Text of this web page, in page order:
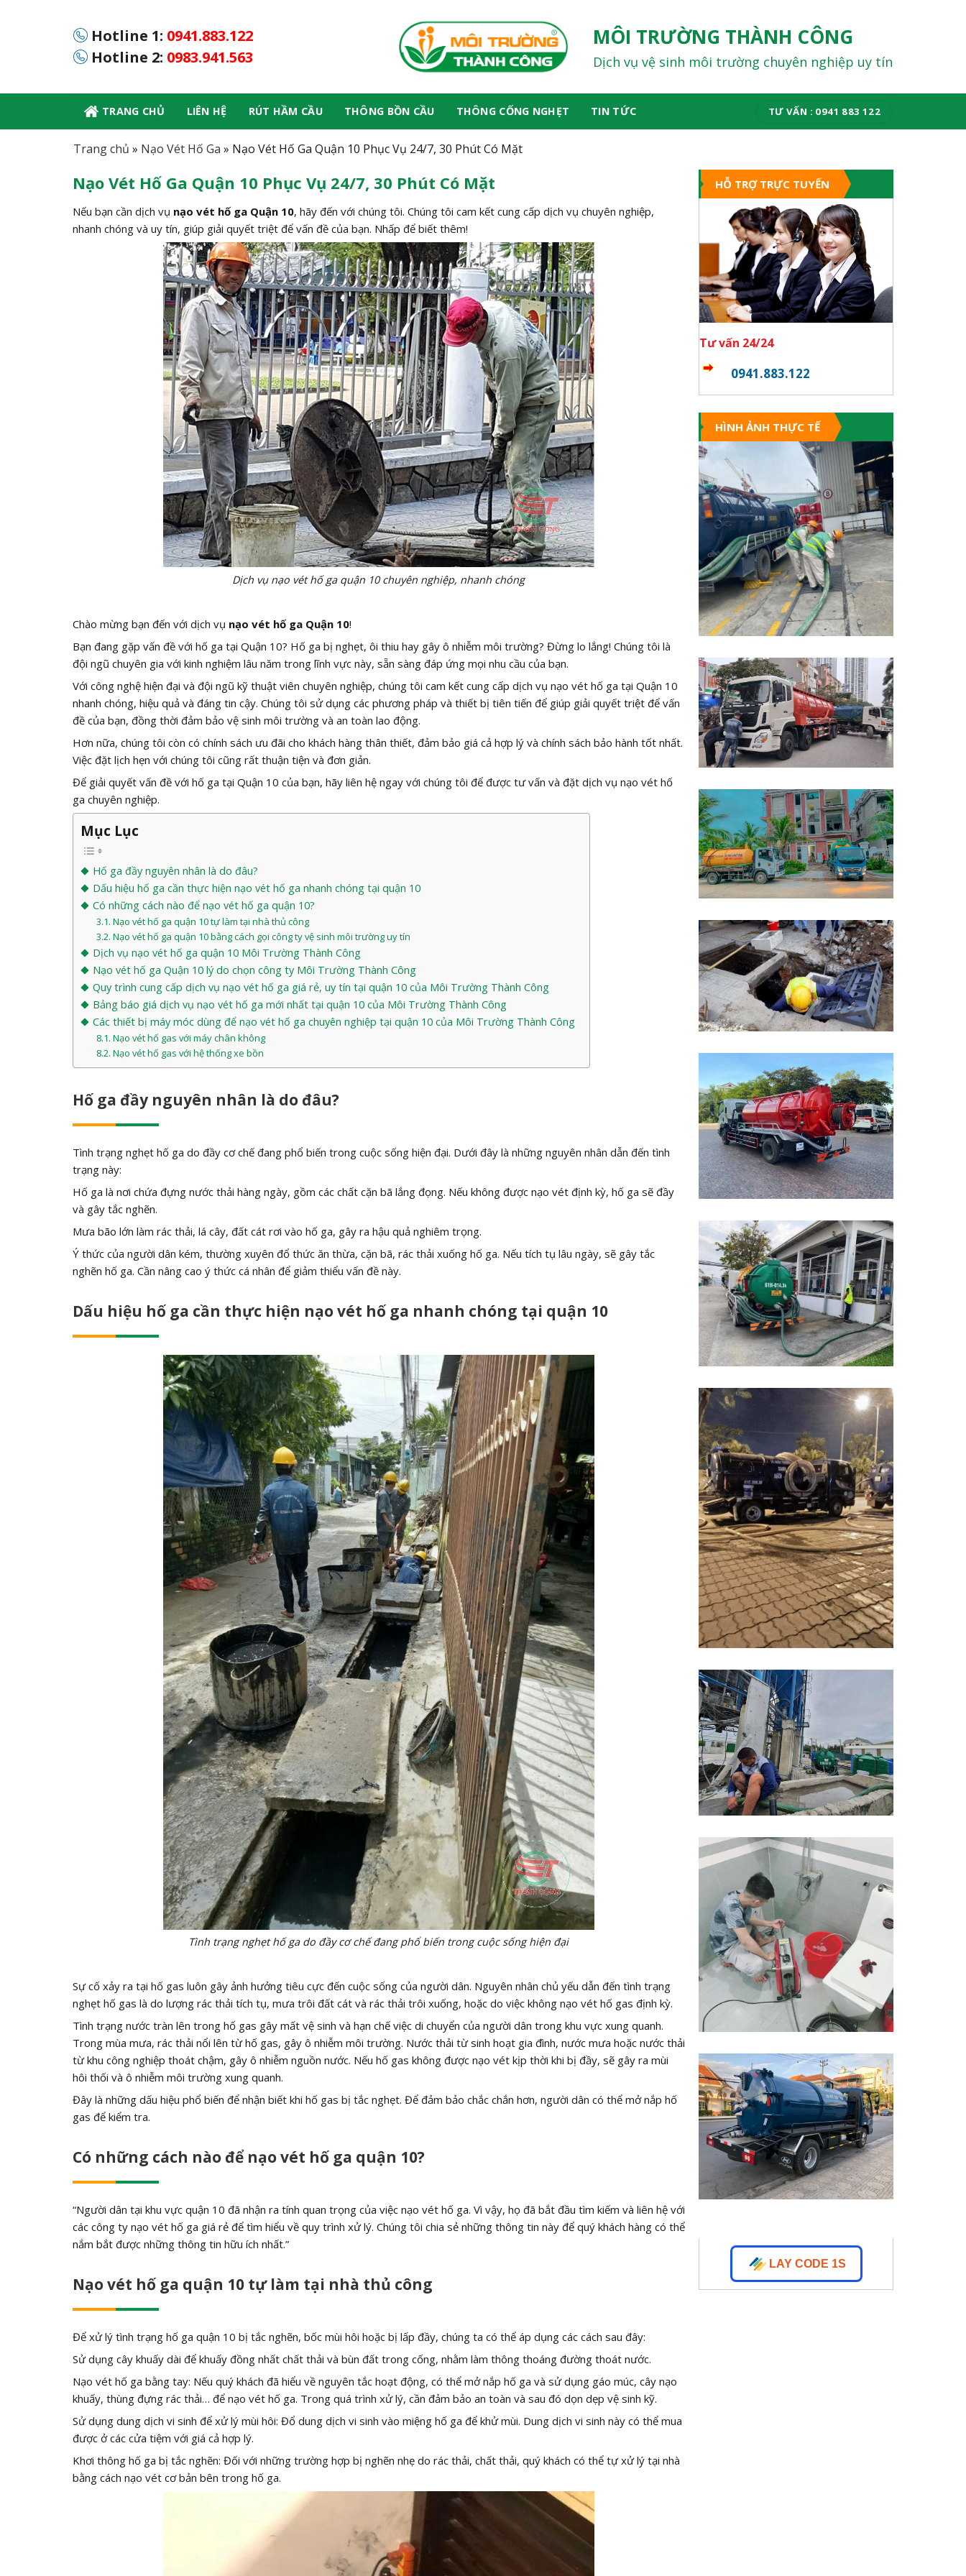
Hotline 1: 0941.883.122
Hotline 2: 0983.941.563
MÔI TRƯỜNG THÀNH CÔNG
Dịch vụ vệ sinh môi trường chuyên nghiệp uy tín
TRANG CHỦ LIÊN HỆ RÚT HẦM CẦU THÔNG BỒN CẦU THÔNG CỐNG NGHẸT TIN TỨC TƯ VẤN : 0941 883 122
Trang chủ » Nạo Vét Hố Ga » Nạo Vét Hố Ga Quận 10 Phục Vụ 24/7, 30 Phút Có Mặt
Nạo Vét Hố Ga Quận 10 Phục Vụ 24/7, 30 Phút Có Mặt
Nếu bạn cần dịch vụ nạo vét hố ga Quận 10, hãy đến với chúng tôi. Chúng tôi cam kết cung cấp dịch vụ chuyên nghiệp,
nhanh chóng và uy tín, giúp giải quyết triệt để vấn đề của bạn. Nhấp để biết thêm!
Dịch vụ nạo vét hố ga quận 10 chuyên nghiệp, nhanh chóng
Chào mừng bạn đến với dịch vụ nạo vét hố ga Quận 10!
Bạn đang gặp vấn đề với hố ga tại Quận 10? Hố ga bị nghẹt, ôi thiu hay gây ô nhiễm môi trường? Đừng lo lắng! Chúng tôi là
đội ngũ chuyên gia với kinh nghiệm lâu năm trong lĩnh vực này, sẵn sàng đáp ứng mọi nhu cầu của bạn.
Với công nghệ hiện đại và đội ngũ kỹ thuật viên chuyên nghiệp, chúng tôi cam kết cung cấp dịch vụ nạo vét hố ga tại Quận 10
nhanh chóng, hiệu quả và đáng tin cậy. Chúng tôi sử dụng các phương pháp và thiết bị tiên tiến để giúp giải quyết triệt để vấn
đề của bạn, đồng thời đảm bảo vệ sinh môi trường và an toàn lao động.
Hơn nữa, chúng tôi còn có chính sách ưu đãi cho khách hàng thân thiết, đảm bảo giá cả hợp lý và chính sách bảo hành tốt nhất.
Việc đặt lịch hẹn với chúng tôi cũng rất thuận tiện và đơn giản.
Để giải quyết vấn đề với hố ga tại Quận 10 của bạn, hãy liên hệ ngay với chúng tôi để được tư vấn và đặt dịch vụ nạo vét hố
ga chuyên nghiệp.
Mục Lục
Hố ga đầy nguyên nhân là do đâu?
Dấu hiệu hố ga cần thực hiện nạo vét hố ga nhanh chóng tại quận 10
Có những cách nào để nạo vét hố ga quận 10?
Nạo vét hố ga quận 10 tự làm tại nhà thủ công
Nạo vét hố ga quận 10 bằng cách gọi công ty vệ sinh môi trường uy tín
Dịch vụ nạo vét hố ga quận 10 Môi Trường Thành Công
Nạo vét hố ga Quận 10 lý do chọn công ty Môi Trường Thành Công
Quy trình cung cấp dịch vụ nạo vét hố ga giá rẻ, uy tín tại quận 10 của Môi Trường Thành Công
Bảng báo giá dịch vụ nạo vét hố ga mới nhất tại quận 10 của Môi Trường Thành Công
Các thiết bị máy móc dùng để nạo vét hố ga chuyên nghiệp tại quận 10 của Môi Trường Thành Công
Nạo vét hố gas với máy chân không
Nạo vét hố gas với hệ thống xe bồn
Hố ga đầy nguyên nhân là do đâu?
Tình trạng nghẹt hố ga do đầy cơ chế đang phổ biến trong cuộc sống hiện đại. Dưới đây là những nguyên nhân dẫn đến tình
trạng này:
Hố ga là nơi chứa đựng nước thải hàng ngày, gồm các chất cặn bã lắng đọng. Nếu không được nạo vét định kỳ, hố ga sẽ đầy
và gây tắc nghẽn.
Mưa bão lớn làm rác thải, lá cây, đất cát rơi vào hố ga, gây ra hậu quả nghiêm trọng.
Ý thức của người dân kém, thường xuyên đổ thức ăn thừa, cặn bã, rác thải xuống hố ga. Nếu tích tụ lâu ngày, sẽ gây tắc
nghẽn hố ga. Cần nâng cao ý thức cá nhân để giảm thiểu vấn đề này.
Dấu hiệu hố ga cần thực hiện nạo vét hố ga nhanh chóng tại quận 10
Tình trạng nghẹt hố ga do đầy cơ chế đang phổ biến trong cuộc sống hiện đại
Sự cố xảy ra tại hố gas luôn gây ảnh hưởng tiêu cực đến cuộc sống của người dân. Nguyên nhân chủ yếu dẫn đến tình trạng
nghẹt hố gas là do lượng rác thải tích tụ, mưa trôi đất cát và rác thải trôi xuống, hoặc do việc không nạo vét hố gas định kỳ.
Tình trạng nước tràn lên trong hố gas gây mất vệ sinh và hạn chế việc di chuyển của người dân trong khu vực xung quanh.
Trong mùa mưa, rác thải nổi lên từ hố gas, gây ô nhiễm môi trường. Nước thải từ sinh hoạt gia đình, nước mưa hoặc nước thải
từ khu công nghiệp thoát chậm, gây ô nhiễm nguồn nước. Nếu hố gas không được nạo vét kịp thời khi bị đầy, sẽ gây ra mùi
hôi thối và ô nhiễm môi trường xung quanh.
Đây là những dấu hiệu phổ biến để nhận biết khi hố gas bị tắc nghẹt. Để đảm bảo chắc chắn hơn, người dân có thể mở nắp hố
gas để kiểm tra.
Có những cách nào để nạo vét hố ga quận 10?
“Người dân tại khu vực quận 10 đã nhận ra tính quan trọng của việc nạo vét hố ga. Vì vậy, họ đã bắt đầu tìm kiếm và liên hệ với
các công ty nạo vét hố ga giá rẻ để tìm hiểu về quy trình xử lý. Chúng tôi chia sẻ những thông tin này để quý khách hàng có thể
nắm bắt được những thông tin hữu ích nhất.”
Nạo vét hố ga quận 10 tự làm tại nhà thủ công
Để xử lý tình trạng hố ga quận 10 bị tắc nghẽn, bốc mùi hôi hoặc bị lấp đầy, chúng ta có thể áp dụng các cách sau đây:
Sử dụng cây khuấy dài để khuấy đồng nhất chất thải và bùn đất trong cống, nhằm làm thông thoáng đường thoát nước.
Nạo vét hố ga bằng tay: Nếu quý khách đã hiểu về nguyên tắc hoạt động, có thể mở nắp hố ga và sử dụng gáo múc, cây nạo
khuấy, thùng đựng rác thải… để nạo vét hố ga. Trong quá trình xử lý, cần đảm bảo an toàn và sau đó dọn dẹp vệ sinh kỹ.
Sử dụng dung dịch vi sinh để xử lý mùi hôi: Đổ dung dịch vi sinh vào miệng hố ga để khử mùi. Dung dịch vi sinh này có thể mua
được ở các cửa tiệm với giá cả hợp lý.
Khơi thông hố ga bị tắc nghẽn: Đối với những trường hợp bị nghẽn nhẹ do rác thải, chất thải, quý khách có thể tự xử lý tại nhà
bằng cách nạo vét cơ bản bên trong hố ga.
HỖ TRỢ TRỰC TUYẾN
Tư vấn 24/24
0941.883.122
HÌNH ẢNH THỰC TẾ
LAY CODE 1S